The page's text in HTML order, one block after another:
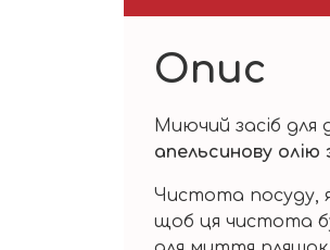
Опис
Миючий засіб
апельсинову
Чистота посуду,
щоб ця чистота